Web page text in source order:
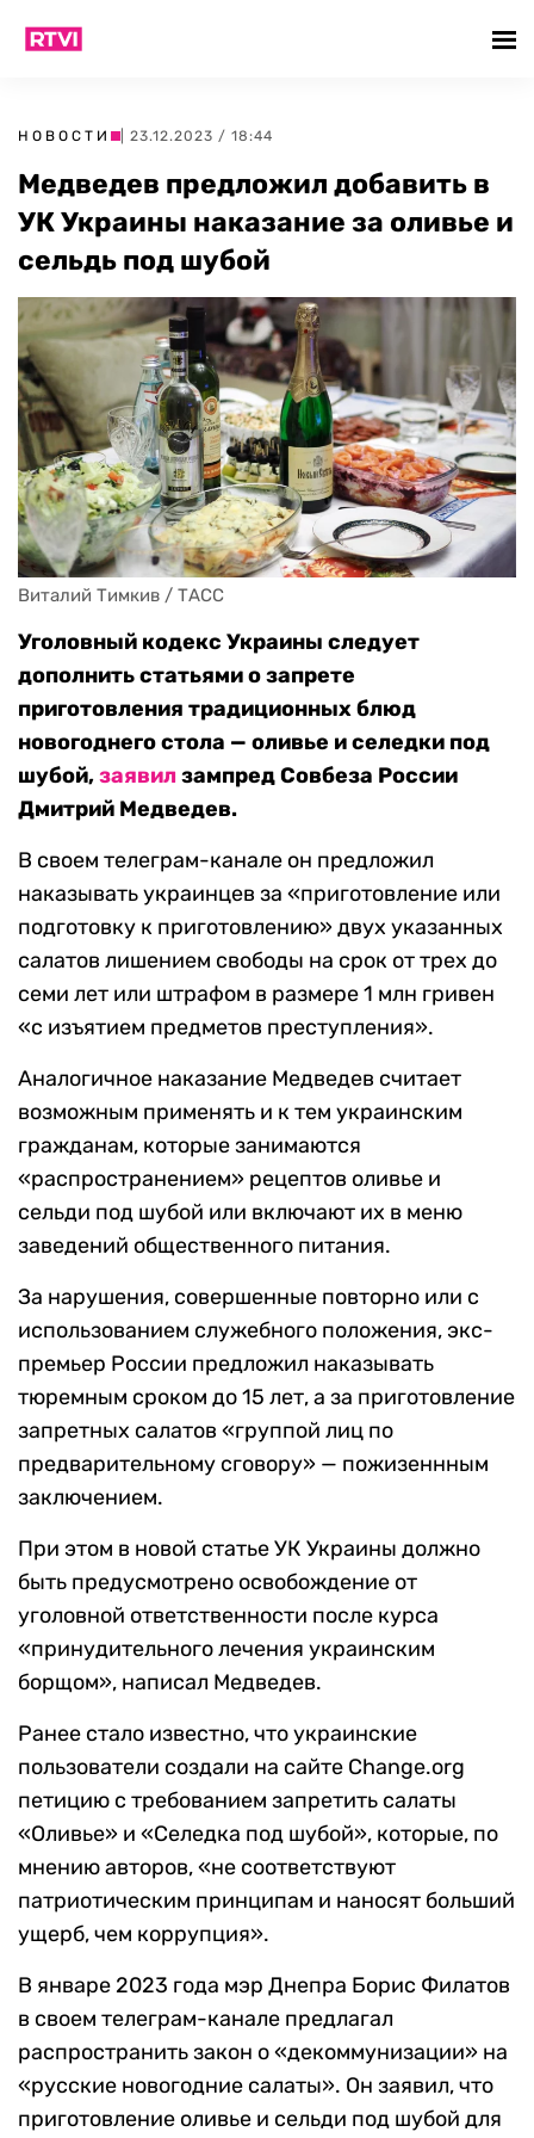
НОВОСТИ | 23.12.2023 / 18:44
Медведев предложил добавить в
УК Украины наказание за оливье и
сельдь под шубой
Виталий Тимкив / ТАСС
Уголовный кодекс Украины следует
дополнить статьями о запрете
приготовления традиционных блюд
новогоднего стола — оливье и селедки под
шубой,заявилзампред Совбеза России
Дмитрий Медведев.
В своем телеграм-канале он предложил
наказывать украинцев за «приготовление или
подготовку к приготовлению» двух указанных
салатов лишением свободы на срок от трех до
семи лет или штрафом в размере 1 млн гривен
«с изъятием предметов преступления».
Аналогичное наказание Медведев считает
возможным применять и к тем украинским
гражданам, которые занимаются
«распространением» рецептов оливье и
сельди под шубой или включают их в меню
заведений общественного питания.
За нарушения, совершенные повторно или с
использованием служебного положения, экс-
премьер России предложил наказывать
тюремным сроком до 15 лет, а за приготовление
запретных салатов «группой лиц по
предварительному сговору» — пожизеннным
заключением.
При этом в новой статье УК Украины должно
быть предусмотрено освобождение от
уголовной ответственности после курса
«принудительного лечения украинским
борщом», написал Медведев.
Ранее стало известно, что украинские
пользователи создали на сайте Change.org
петицию с требованием запретить салаты
«Оливье» и «Селедка под шубой», которые, по
мнению авторов, «не соответствуют
патриотическим принципам и наносят больший
ущерб, чем коррупция».
В январе 2023 года мэр Днепра Борис Филатов
в своем телеграм-канале предлагал
распространить закон о «декоммунизации» на
«русские новогодние салаты». Он заявил, что
приготовление оливье и сельди под шубой для